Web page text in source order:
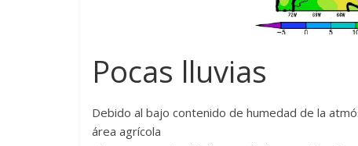
Pocas lluvias
Debido al bajo contenido de humedad de la
área agrícola